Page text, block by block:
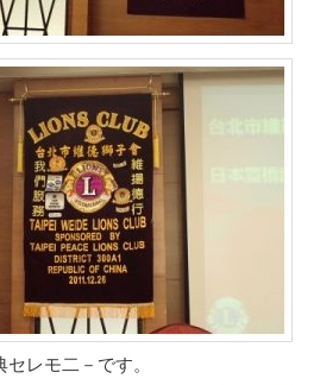
レモ二－です。